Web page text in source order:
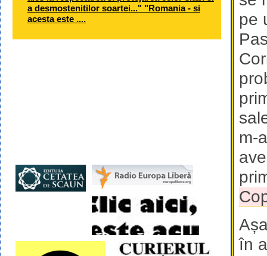
pe
m-
în
a desmostenitilor soartei..." "Romania - si
acesta este ....